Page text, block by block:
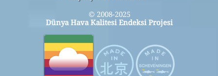
© 2008-2025
Dünya Hava Kalitesi Endeksi Projesi